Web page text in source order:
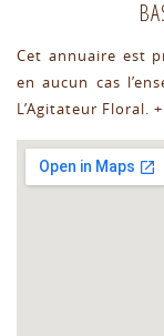
Cet annuaire est
en aucun cas
L’Agitateur Floral.